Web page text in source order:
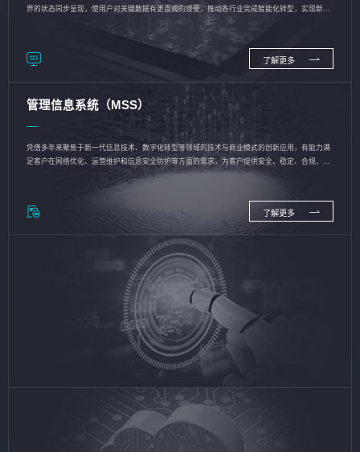
界的状态同步呈现，使用户对关键数据有更直观的感受，推动各行业完成智能化转型，实现新旧
了解更多
管理信息系统（MSS）
凭借多年来聚焦于新一代信息技术、数字化转型等领域的技术与商业模式的创新应用，有能力满
足客户在网络优化、运营维护和信息安全防护等方面的需求，为客户提供安全、稳定、合规、持
了解更多